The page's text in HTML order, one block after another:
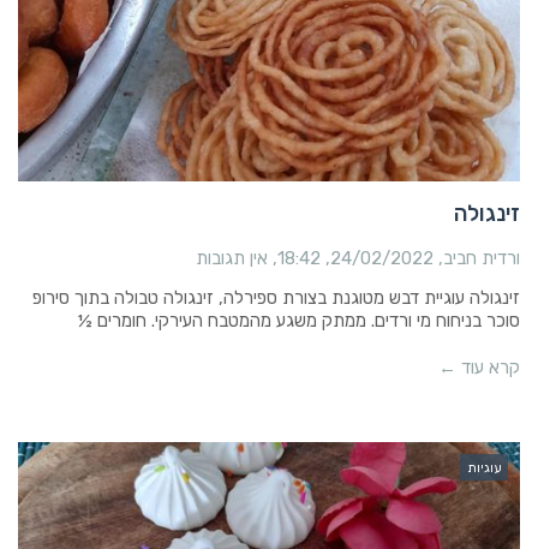
זינגולה
ורדית חביב 24/02/2022
18:42 אין תגובות
זינגולה עוגיית דבש מטוגנת בצורת ספירלה, זינגולה טבולה בתוך סירופ
סוכר בניחוח מי ורדים. ממתק משגע מהמטבח העירקי. חומרים ½
קרא עוד ←
עוגיות